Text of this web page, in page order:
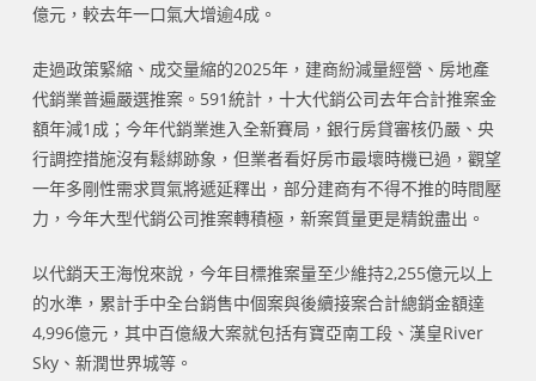
億元，較去年一口氣大增逾4成。
走過政策緊縮、成交量縮的2025年，建商紛減量經營、房地產
代銷業普遍嚴選推案。591統計，十大代銷公司去年合計推案金
額年減1成；今年代銷業進入全新賽局，銀行房貸審核仍嚴、央
行調控措施沒有鬆綁跡象，但業者看好房市最壞時機已過，觀望
一年多剛性需求買氣將遞延釋出，部分建商有不得不推的時間壓
力，今年大型代銷公司推案轉積極，新案質量更是精銳盡出。
以代銷天王海悅來說，今年目標推案量至少維持2,255億元以上
的水準，累計手中全台銷售中個案與後續接案合計總銷金額達
4,996億元，其中百億級大案就包括有寶亞南工段、漢皇River
Sky、新潤世界城等。